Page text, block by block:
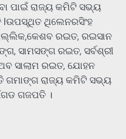
ପାଇଁ ରାଜ୍ୟ କମିଟି ସଭ୍ୟ
lଉପସ୍ଥିତ ଥିଲେନରସିଂହ
ରଇତ, ରଇସାନ
ସାମସଙ୍ଗ ରଇତ, ସର୍ବଶ୍ରୀ
ସାଲାମ ରଇତ, ଯୋହନ
ରାଜ୍ୟ କମିଟି ସଭ୍ୟ
ଗଜପତି ।